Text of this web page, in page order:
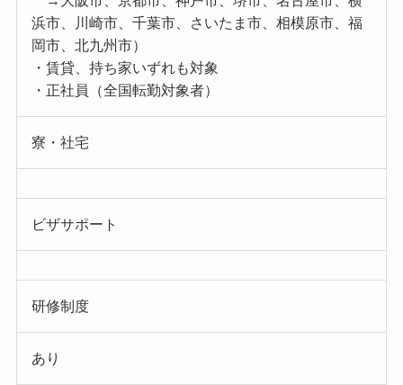
浜市、川崎市、千葉市、さいたま市、相模原市、福
岡市、北九州市）
・賃貸、持ち家いずれも対象
・正社員（全国転勤対象者）
寮・社宅
ビザサポート
研修制度
あり